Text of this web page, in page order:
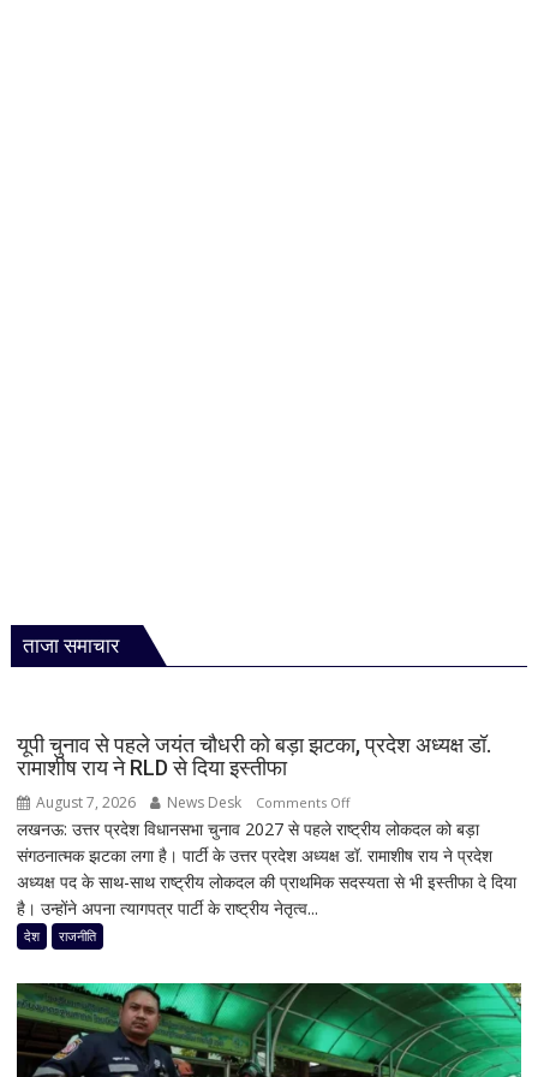
ताजा समाचार
यूपी चुनाव से पहले जयंत चौधरी को बड़ा झटका, प्रदेश अध्यक्ष डॉ.
रामाशीष राय ने RLD से दिया इस्तीफा
August 7, 2026 News Desk Comments Offon
यूपी
चुनाव
से
को
बड़ा
झटका,
प्रदेश
लखनऊ: उत्तर प्रदेश विधानसभा चुनाव 2027 से पहले राष्ट्रीय लोकदल को बड़ा
संगठनात्मक झटका लगा है। पार्टी के उत्तर प्रदेश अध्यक्ष डॉ. रामाशीष राय ने प्रदेश
अध्यक्ष पद के साथ-साथ राष्ट्रीय लोकदल की प्राथमिक सदस्यता से भी इस्तीफा दे दिया
है। उन्होंने अपना त्यागपत्र पार्टी के राष्ट्रीय नेतृत्व...
देश राजनीति